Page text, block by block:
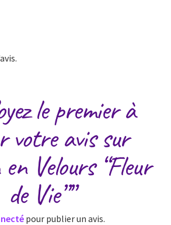
le premier à
votre avis sur
en Velours “Fleur
de Vie””
pour publier un avis.